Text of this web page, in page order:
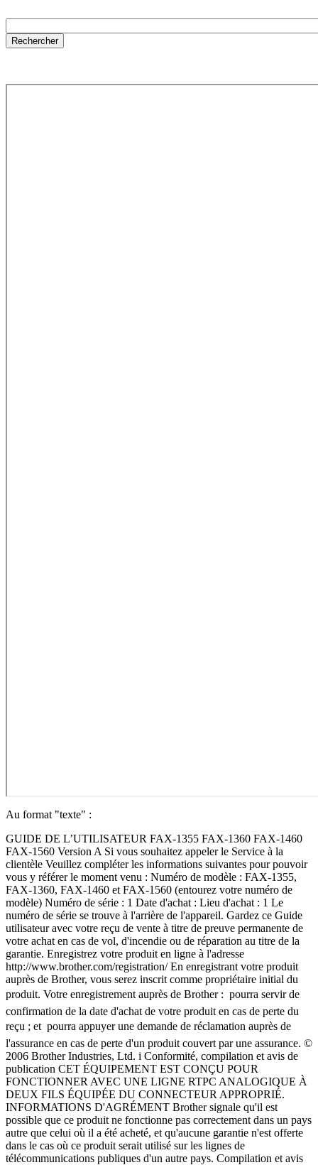
Au format "texte" :
GUIDE DE L’UTILISATEUR FAX-1355 FAX-1360 FAX-1460 FAX-1560 Version A Si vous souhaitez appeler le Service à la clientèle Veuillez compléter les informations suivantes pour pouvoir vous y référer le moment venu : Numéro de modèle : FAX-1355, FAX-1360, FAX-1460 et FAX-1560 (entourez votre numéro de modèle) Numéro de série : 1 Date d'achat : Lieu d'achat : 1 Le numéro de série se trouve à l'arrière de l'appareil. Gardez ce Guide utilisateur avec votre reçu de vente à titre de preuve permanente de votre achat en cas de vol, d'incendie ou de réparation au titre de la garantie. Enregistrez votre produit en ligne à l'adresse http://www.brother.com/registration/ En enregistrant votre produit auprès de Brother, vous serez inscrit comme propriétaire initial du produit. Votre enregistrement auprès de Brother :  pourra servir de confirmation de la date d'achat de votre produit en cas de perte du reçu ; et  pourra appuyer une demande de réclamation auprès de l'assurance en cas de perte d'un produit couvert par une assurance. © 2006 Brother Industries, Ltd. i Conformité, compilation et avis de publication CET ÉQUIPEMENT EST CONÇU POUR FONCTIONNER AVEC UNE LIGNE RTPC ANALOGIQUE À DEUX FILS ÉQUIPÉE DU CONNECTEUR APPROPRIÉ. INFORMATIONS D'AGRÉMENT Brother signale qu'il est possible que ce produit ne fonctionne pas correctement dans un pays autre que celui où il a été acheté, et qu'aucune garantie n'est offerte dans le cas où ce produit serait utilisé sur les lignes de télécommunications publiques d'un autre pays. Compilation et avis de publication Ce manuel a été rédigé et publié sous le contrôle de Brother Industries Ltd., et il couvre les dernières descriptions et spécifications des produits. Le contenu de ce manuel et les spécifications de ce produit peuvent être modifiés sans préavis. Brother se réserve le droit de modifier, sans préavis, les spécifications et les informations figurant dans ce présent manuel et ne sera pas responsable des préjudices (y compris des préjudices indirects) résultant des informations présentées ici, entre autres, sans pour autant s'y limiter, des erreurs typographiques et d'autres erreurs concernant le manuel. ii Déclaration de conformité CE conformément à la directive R & TTE iii Déclaration de conformité CE conformément à la directive R & TTE Fabricant Brother Industries, Ltd. 15-1, Naeshiro-cho, Mizuho-ku, Nagoya 467-8561, Japon Usine Brother Industries (Shen Zhen) Ltd G02414-1, Bao Chang Li Bonded Parc industriel du transport, Complexe industriel Bao Long, Longgang, Shenzhen, Chine Par la présente déclare que: Caractéristiques de l'appareil : Télécopieur Type : Groupe 3 Nom du modèle : FAX-1355, FAX-1360, FAX-1460, FAX-1560 est conforme aux dispositions de la directive R & TTE (1999/5/CE) et nous déclarons la conformité aux normes suivantes: Standards appliqués : Harmonisé : Sécurité : EN60950-1:2001+A11: 2004 CEM : EN55022: 1998 +A1: 2000 +A2: 2003 Classe B EN55024: 1998 +A1: 2001 +A2: 2003 EN61000-3-2: 2000 EN61000-3-3: 1995 +A1: 2001 Radio : EN301 406 V1.5.1 EN301 489-1 1.6.1 EN301 489-6 V1.2.1 * La radio ne s'applique que pour le modèle FAX-1560. Première année de l'apposition du marquage CE: 2006 Délivré par : Brother Industries, Ltd. Date : 1 Octobre 2006 Lieu : Nagoya, Japon iv Table des matières Section I Généralités 1 Généralités 2 Utilisation de la documentation..............................................................................2 Symboles et conventions utilisés dans la documentation ...............................2 Description du panneau de commande .................................................................3 2 Chargement des documents et du papier 7 Chargement des documents..................................................................................7 Utilisation du chargeur automatique de documents ........................................7 Zone de numérisation......................................................................................8 Manipulation et utilisation de papier ordinaire .......................................................8 Choix du support approprié ...........................................................................10 Chargement du papier .........................................................................................11 Comment charger du papier..........................................................................11 Zone imprimable............................................................................................13 3 Configuration de base 14 Mode veille...........................................................................................................14 Comment mettre l'appareil en mode veille ....................................................14 Comment annuler le mode veille ...................................................................14 Configuration du mode veille .........................................................................14 Temporisation de mode .......................................................................................16 Réglages du papier..............................................................................................16 Format de papier ...........................................................................................16 Réglages du volume ............................................................................................16 Volume de la sonnerie...................................................................................16 Volume du signal sonore ...............................................................................16 Volume du haut-parleur .................................................................................17 Passage automatique à l'heure d'été...................................................................17 Écran LCD ...........................................................................................................17 Contraste de l'écran LCD ..............................................................................17 4 Fonctions de sécurité 18 Verrouillage TX (FAX-1355 et FAX-1360) ...........................................................18 Définition et modification du mot de passe de la fonction de verrouillage.....18 Activation/Désactivation du verrouillage TX ..................................................19 Sécurité mémoire (FAX-1460 et FAX-1560)........................................................19 Définition et modification du mot de passe de sécurité mémoire ..................20 Activation/Désactivation de la sécurité mémoire ...........................................20 v Section II Fax 5 Envoi d'un fax 22 Passage en mode Fax.........................................................................................22 Envoi de fax à partir du chargeur automatique de documents .....................22 Annulation d'un fax en cours d'envoi .............................................................22 Diffusion...............................................................................................................22 Annulation d'une diffusion en cours...............................................................23 Opérations d'envoi supplémentaires ...................................................................23 Envoi de fax en utilisant différents réglages ..................................................23 Contraste .......................................................................................................24 Changement de résolution des fax................................................................24 Accès double .................................................................................................24 Envoi en temps réel.......................................................................................25 Mode Outre-mer ............................................................................................25 Envoi différé...................................................................................................25 Envoi par lots en différé.................................................................................26 Vérification et annulation de travaux en attente ............................................26 Envoi manuel d'un fax ...................................................................................27 Envoi d'un fax à la fin d'une conversation .....................................................27 Message de mémoire saturée .......................................................................27 6 Réception d'un fax 28 Modes de réception .............................................................................................28 Choix du mode de réception..........................................................................28 Utilisation des modes de réception......................................................................30 Fax seulement...............................................................................................30 Fax/Tél...........................................................................................................30 Manuel...........................................................................................................30 Répondeur (Repondeur Actif) (FAX-1460 et FAX-1560)...............................30 Tel/Rep.Ext (FAX-1355 et FAX-1360) ...........................................................30 Paramètres du mode de réception ......................................................................31 Nombre de sonneries ....................................................................................31 Durée sonnerie F/T (mode Fax/Tél seulement).............................................31 Détection fax..................................................................................................32 Opérations de réception supplémentaires...........................................................33 Impression d'un fax entrant